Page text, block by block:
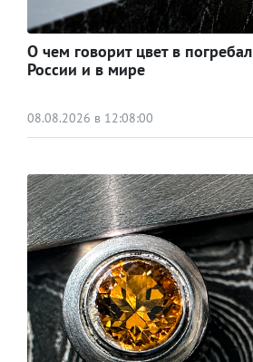
О чем говорит цвет в
России и в мире
08.08.2026 в 12:08:00